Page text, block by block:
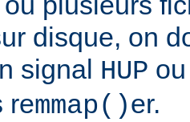
disque, on
signal HUP
remmap()er.